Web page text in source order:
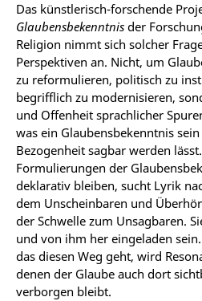
Das künstlerisch-forschende
Glaubensbekenntnis der
Religion nimmt sich solcher
Perspektiven an. Nicht, um
zu reformulieren, politisch zu
begrifflich zu modernisieren,
und Offenheit sprachlicher
was ein Glaubensbekenntnis
Bezogenheit sagbar werden
Formulierungen der
deklarativ bleiben, sucht Lyrik
dem Unscheinbaren und
der Schwelle zum Unsagbaren.
und von ihm her eingeladen
das diesen Weg geht, wird
denen der Glaube auch dort
verborgen bleibt.